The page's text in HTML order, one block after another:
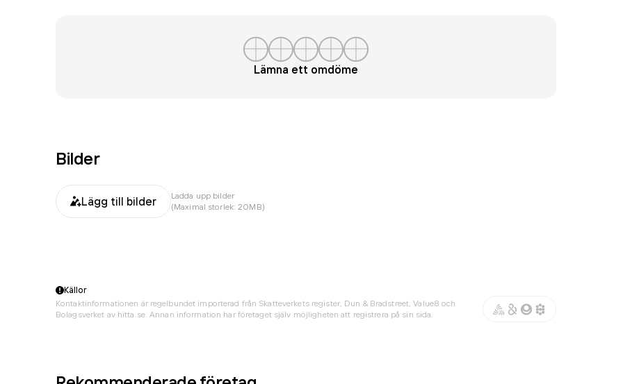
Lämna ett omdöme
Bilder
Lägg till bilder
Ladda upp bilder
(Maximal storlek: 20MB)
Källor
Kontaktinformationen är regelbundet importerad från Skatteverkets register, Dun & Bradstreet, Value8 och
Bolagsverket av hitta.se. Annan information har företaget själv möjligheten att registrera på sin sida.